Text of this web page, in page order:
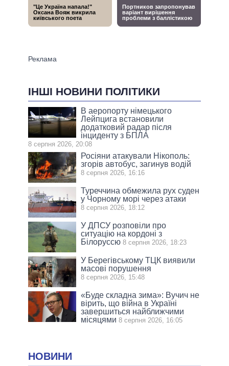
ІНШІ НОВИНИ ПОЛІТИКИ
В аеропорту німецького
Лейпцига встановили
додатковий радар після
інциденту з БПЛА
8 серпня 2026, 20:08
Росіяни атакували Нікополь:
згорів автобус, загинув водій
8 серпня 2026, 16:16
Туреччина обмежила рух суден
у Чорному морі через атаки
8 серпня 2026, 18:12
У ДПСУ розповіли про
ситуацію на кордоні з
Білоруссю 8 серпня 2026, 18:23
У Берегівському ТЦК виявили
масові порушення
8 серпня 2026, 15:48
«Буде складна зима»: Вучич не
вірить, що війна в Україні
завершиться найближчими
місяцями 8 серпня 2026, 16:05
НОВИНИ